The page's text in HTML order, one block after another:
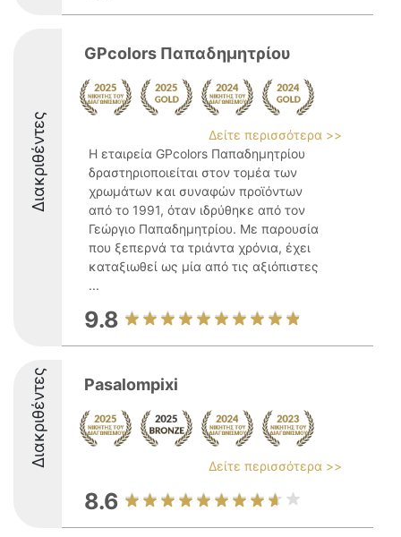
Διακριθέντες
GPcolors Παπαδημητρίου
Δείτε περισσότερα >>
Η εταιρεία GPcolors Παπαδημητρίου
δραστηριοποιείται στον τομέα των
χρωμάτων και συναφών προϊόντων
από το 1991, όταν ιδρύθηκε από τον
Γεώργιο Παπαδημητρίου. Με παρουσία
που ξεπερνά τα τριάντα χρόνια, έχει
καταξιωθεί ως μία από τις αξιόπιστες
...
9.8
Διακριθέντες Pasalompixi
Δείτε περισσότερα >>
8.6